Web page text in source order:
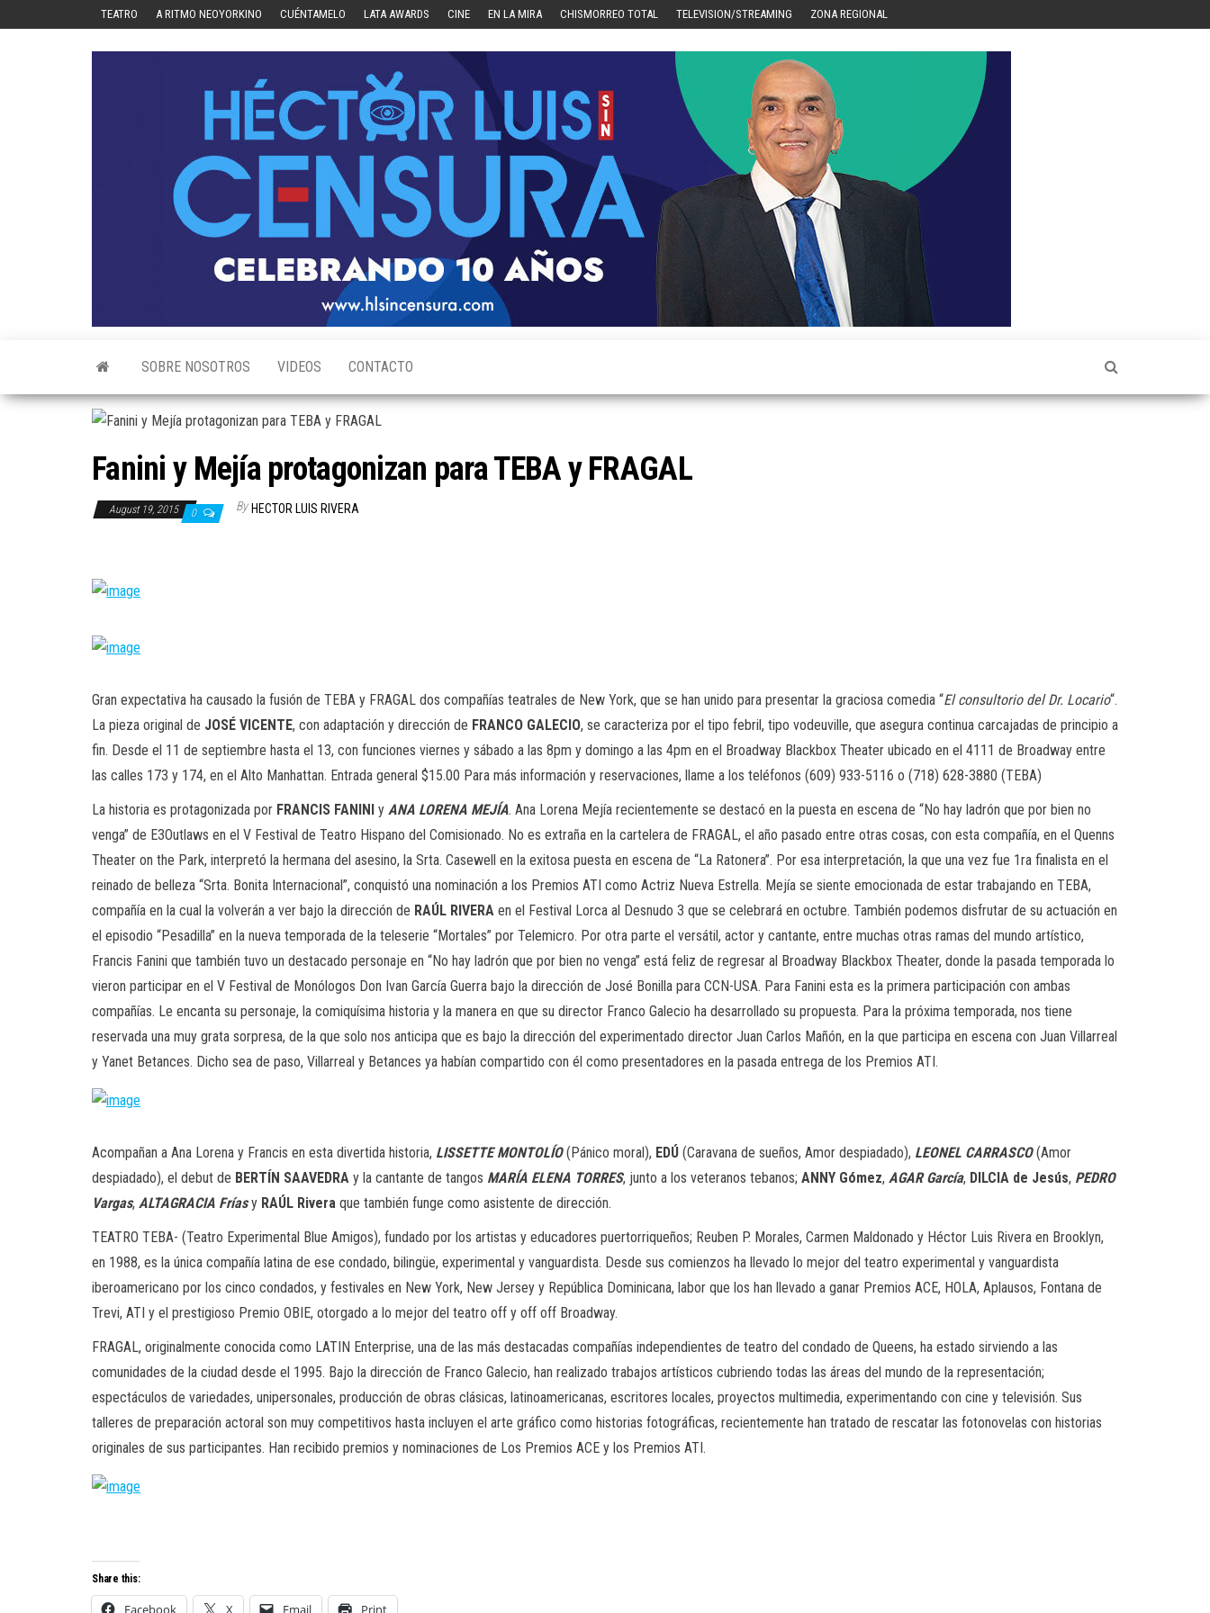
TEATRO A RITMO NEOYORKINO CUÉNTAMELO LATA AWARDS CINE EN LA MIRA CHISMORREO TOTAL TELEVISION/STREAMING ZONA REGIONAL
SOBRE NOSOTROS VIDEOS CONTACTO
Fanini y Mejía protagonizan para TEBA y FRAGAL
August 19, 2015 0 By HECTOR LUIS RIVERA
Gran expectativa ha causado la fusión de TEBA y FRAGAL dos compañías teatrales de New York, que se han unido para presentar la graciosa comedia “El consultorio del Dr. Locario“.
La pieza original de JOSÉ VICENTE, con adaptación y dirección de FRANCO GALECIO, se caracteriza por el tipo febril, tipo vodeuville, que asegura continua carcajadas de principio a
fin. Desde el 11 de septiembre hasta el 13, con funciones viernes y sábado a las 8pm y domingo a las 4pm en el Broadway Blackbox Theater ubicado en el 4111 de Broadway entre
las calles 173 y 174, en el Alto Manhattan. Entrada general $15.00 Para más información y reservaciones, llame a los teléfonos (609) 933-5116 o (718) 628-3880 (TEBA)
La historia es protagonizada por FRANCIS FANINI y ANA LORENA MEJÍA. Ana Lorena Mejía recientemente se destacó en la puesta en escena de “No hay ladrón que por bien no
venga” de E3Outlaws en el V Festival de Teatro Hispano del Comisionado. No es extraña en la cartelera de FRAGAL, el año pasado entre otras cosas, con esta compañía, en el Quenns
Theater on the Park, interpretó la hermana del asesino, la Srta. Casewell en la exitosa puesta en escena de “La Ratonera”. Por esa interpretación, la que una vez fue 1ra finalista en el
reinado de belleza “Srta. Bonita Internacional”, conquistó una nominación a los Premios ATI como Actriz Nueva Estrella. Mejía se siente emocionada de estar trabajando en TEBA,
compañía en la cual la volverán a ver bajo la dirección de RAÚL RIVERA en el Festival Lorca al Desnudo 3 que se celebrará en octubre. También podemos disfrutar de su actuación en
el episodio “Pesadilla” en la nueva temporada de la teleserie “Mortales” por Telemicro. Por otra parte el versátil, actor y cantante, entre muchas otras ramas del mundo artístico,
Francis Fanini que también tuvo un destacado personaje en “No hay ladrón que por bien no venga” está feliz de regresar al Broadway Blackbox Theater, donde la pasada temporada lo
vieron participar en el V Festival de Monólogos Don Ivan García Guerra bajo la dirección de José Bonilla para CCN-USA. Para Fanini esta es la primera participación con ambas
compañías. Le encanta su personaje, la comiquísima historia y la manera en que su director Franco Galecio ha desarrollado su propuesta. Para la próxima temporada, nos tiene
reservada una muy grata sorpresa, de la que solo nos anticipa que es bajo la dirección del experimentado director Juan Carlos Mañón, en la que participa en escena con Juan Villarreal
y Yanet Betances. Dicho sea de paso, Villarreal y Betances ya habían compartido con él como presentadores en la pasada entrega de los Premios ATI.
Acompañan a Ana Lorena y Francis en esta divertida historia, LISSETTE MONTOLÍO(Pánico moral), EDÚ (Caravana de sueños, Amor despiadado), LEONEL CARRASCO(Amor
despiadado), el debut de BERTÍN SAAVEDRA y la cantante de tangos MARÍA ELENA TORRES, junto a los veteranos tebanos; ANNY Gómez, AGAR García, DILCIA de Jesús, PEDRO
Vargas, ALTAGRACIA Fríasy RAÚL Rivera que también funge como asistente de dirección.
TEATRO TEBA- (Teatro Experimental Blue Amigos), fundado por los artistas y educadores puertorriqueños; Reuben P. Morales, Carmen Maldonado y Héctor Luis Rivera en Brooklyn,
en 1988, es la única compañía latina de ese condado, bilingüe, experimental y vanguardista. Desde sus comienzos ha llevado lo mejor del teatro experimental y vanguardista
iberoamericano por los cinco condados, y festivales en New York, New Jersey y República Dominicana, labor que los han llevado a ganar Premios ACE, HOLA, Aplausos, Fontana de
Trevi, ATI y el prestigioso Premio OBIE, otorgado a lo mejor del teatro off y off off Broadway.
FRAGAL, originalmente conocida como LATIN Enterprise, una de las más destacadas compañías independientes de teatro del condado de Queens, ha estado sirviendo a las
comunidades de la ciudad desde el 1995. Bajo la dirección de Franco Galecio, han realizado trabajos artísticos cubriendo todas las áreas del mundo de la representación;
espectáculos de variedades, unipersonales, producción de obras clásicas, latinoamericanas, escritores locales, proyectos multimedia, experimentando con cine y televisión. Sus
talleres de preparación actoral son muy competitivos hasta incluyen el arte gráfico como historias fotográficas, recientemente han tratado de rescatar las fotonovelas con historias
originales de sus participantes. Han recibido premios y nominaciones de Los Premios ACE y los Premios ATI.
Share this:
Facebook X Email Print